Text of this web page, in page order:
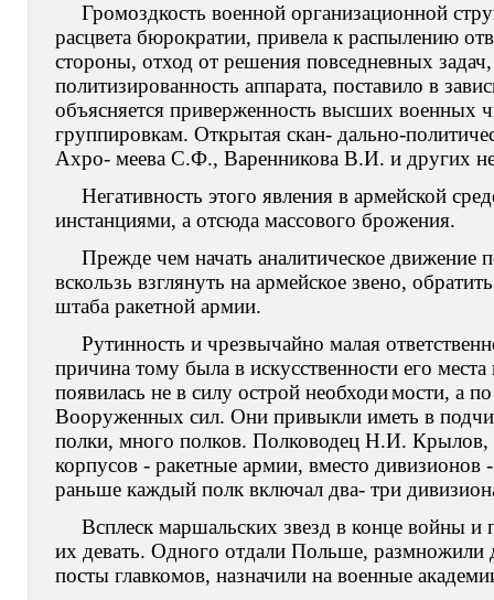
Громоздкость военной организационной
расцвета бюрократии, привела к распылению
стороны, отход от решения повседневных
политизированность аппарата, поставило в
объясняется приверженность высших военных
группировкам. Открытая скан- дально-
Ахро- меева С.Ф., Варенникова В.И. и других
Негативность этого явления в армейской
инстанциями, а отсюда массового брожения.
Прежде чем начать аналитическое движение
вскользь взглянуть на армейское звено,
штаба ракетной армии.
Рутинность и чрезвычайно малая
причина тому была в искусственности его
появилась не в силу острой необходимости, а
Вооруженных сил. Они привыкли иметь в
полки, много полков. Полководец Н.И. Крылов,
корпусов - ракетные армии, вместо дивизионов
раньше каждый полк включал два- три
Всплеск маршальских звезд в конце войны
их девать. Одного отдали Польше, размножили
посты главкомов, назначили на военные